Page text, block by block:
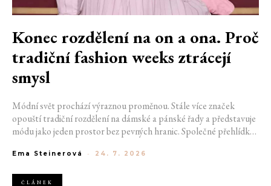
Konec rozdělení na on a ona. Proč
tradiční fashion weeks ztrácejí
smysl
Módní svět prochází výraznou proměnou. Stále více značek
opouští tradiční rozdělení na dámské a pánské řady a představuje
módu jako jeden prostor bez pevných hranic. Společné přehlídky,
klasické týdny módy mohou brzy vypadat úplně jinak.
Ema Steinerová - 24. 7. 2026
ČLÁNEK